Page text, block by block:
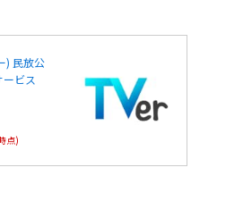
) 民放公
ビス
点)